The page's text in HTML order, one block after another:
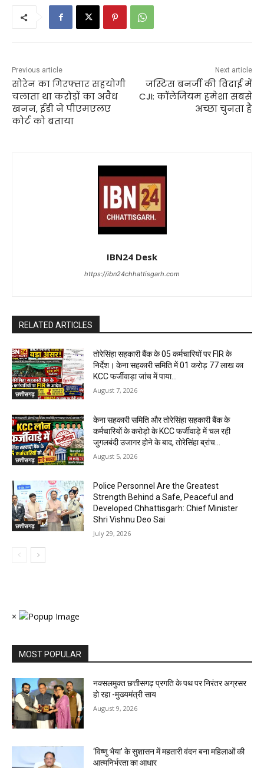
Previous article
सोरेन का गिरफ्तार सहयोगी
चलाता था करोड़ों का अवैध
खनन, ईडी ने पीएमएलए
कोर्ट को बताया
Next article
जस्टिस बनर्जी की विदाई में
CJI: कॉलेजियम हमेशा सबसे
अच्छा चुनता है
IBN24 Desk
https://ibn24chhattisgarh.com
RELATED ARTICLES
छत्तीसगढ़
तोरेसिंहा सहकारी बैंक के 05 कर्मचारियों पर FIR के
निर्देश। केना सहकारी समिति में 01 करोड़ 77 लाख का
KCC फर्जीवाड़ा जांच में पाया...
August 7, 2026
छत्तीसगढ़
केना सहकारी समिति और तोरेसिंहा सहकारी बैंक के
कर्मचारियों के करोड़ो के KCC फर्जीवाड़े में चल रही
जुगलबंदी उजागर होने के बाद, तोरेसिंहा ब्रांच...
August 5, 2026
छत्तीसगढ़
Police Personnel Are the Greatest
Strength Behind a Safe, Peaceful and
Developed Chhattisgarh: Chief Minister
Shri Vishnu Deo Sai
July 29, 2026
×
MOST POPULAR
नक्सलमुक्त छत्तीसगढ़ प्रगति के पथ पर निरंतर अग्रसर
हो रहा -मुख्यमंत्री साय
August 9, 2026
‘विष्णु भैया’ के सुशासन में महतारी वंदन बना महिलाओं की
आत्मनिर्भरता का आधार